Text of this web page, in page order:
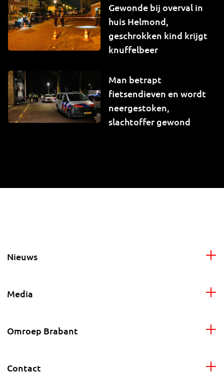
Gewonde bij overval in
huis Helmond,
geschrokken kind krijgt
knuffelbeer
Man betrapt
fietsendieven en wordt
neergestoken,
slachtoffer gewond
Nieuws
Media
Omroep Brabant
Contact